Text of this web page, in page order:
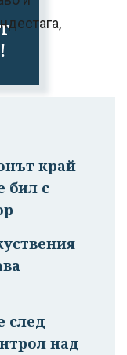
край
бил с
след
над